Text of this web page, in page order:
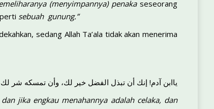
(menyimpannya) penaka seseorang
sebuah gunung.”
sedang Allah Ta’ala tidak akan menerima
ياابن آدم! إنك أن تبذل الفضل خير لك، وأن تمسكه شر لك،
jika engkau menahannya adalah celaka, dan